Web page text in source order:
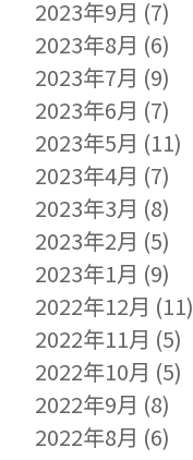
2023年9月 (7)
2023年8月 (6)
2023年7月 (9)
2023年6月 (7)
2023年5月 (11)
2023年4月 (7)
2023年3月 (8)
2023年2月 (5)
2023年1月 (9)
2022年12月 (11)
2022年11月 (5)
2022年10月 (5)
2022年9月 (8)
2022年8月 (6)